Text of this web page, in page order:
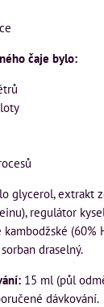
čaje bylo:
glycerol, extrakt
regulátor
(60%
draselný.
15 ml (půl
dávkování.